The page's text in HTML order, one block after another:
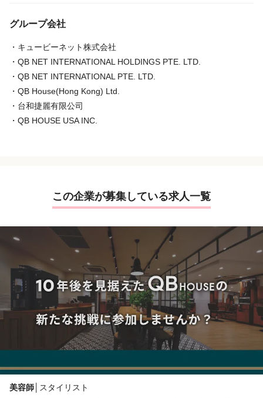
9月 ロジスカット東京校を開校
e」のオフィシャルスポンサーに就任（以後、毎年7月に開催）
9月 2015年度「JCSI（日本版顧客満足度調査）」におい
て生活関連サービス部門で第1位を受賞
9月 アメリカ合衆国にQB HOUSE USA INC.を設立
6月 第2回「日本サービス大賞」にて「JETRO理事長賞」
7月 ロジスカット福岡校を開校
2019年2月 「KAIKA Awards 2018」にて「KAIKA大賞」を受賞
7月 ロジスカット仙台校を開校
2020年3月 新ブランド「QB PREMIUM」国内１号店を大手町駅
構内にオープン
6月 「ハタラクエール2020」にて「優良福利厚生法人 現
状把握部門賞」を受賞
8月 ロジスカットサテライト横浜校を開校
2021年4月 コームの無料お渡しサービス廃止(年間659トンの二
2023年4月 ロジスカット広島校を開校
グループ会社
・キュービーネット株式会社
・QB NET INTERNATIONAL HOLDINGS PTE. LTD.
・QB NET INTERNATIONAL PTE. LTD.
・QB House(Hong Kong) Ltd.
・台和捷麗有限公司
・QB HOUSE USA INC.
この企業が募集している求人一覧
美容師 スタイリスト